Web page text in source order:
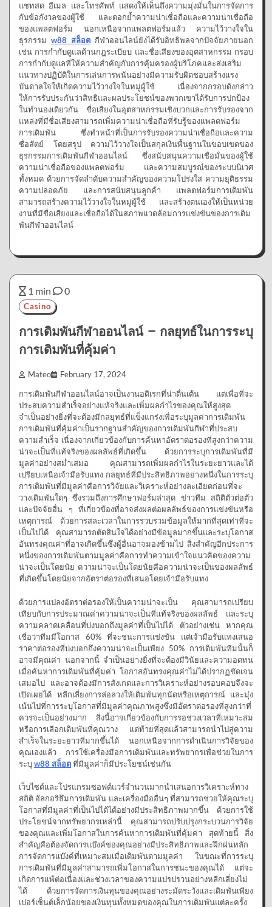
แชทสด อีเมล และโทรศัพท์ แสดงให้เห็นถึงความมุ่งมั่นในการจัดการ
กับข้อกังวลของผู้ใช้ และตอกย้ำความน่าเชื่อถือและความน่าเชื่อถือ
ของแพลตฟอร์ม นอกเหนือจากแพลตฟอร์มแล้ว ความไว้วางใจใน
ธุรกรรม w88 สล็อต กีฬาออนไลน์ยังได้รับอิทธิพลจากปัจจัยภายนอก
เช่น การกำกับดูแลด้านกฎระเบียบ และชื่อเสียงของอุตสาหกรรม กรอบ
การกำกับดูแลที่ให้ความสำคัญกับการคุ้มครองผู้บริโภคและส่งเสริม
แนวทางปฏิบัติในการเล่นการพนันอย่างมีความรับผิดชอบสร้างแรง
บันดาลใจให้เกิดความไว้วางใจในหมู่ผู้ใช้ เนื่องจากกรอบดังกล่าว
ให้การรับประกันว่าสิทธิและผลประโยชน์ของพวกเขาได้รับการปกป้อง
ในทำนองเดียวกัน ชื่อเสียงในอุตสาหกรรมเชิงบวกและการรับรองจาก
แหล่งที่มีชื่อเสียงสามารถเพิ่มความน่าเชื่อถือที่รับรู้ของแพลตฟอร์ม
การเดิมพัน ซึ่งทำหน้าที่เป็นการรับรองความน่าเชื่อถือและความ
ซื่อสัตย์ โดยสรุป ความไว้วางใจเป็นสกุลเงินพื้นฐานในขอบเขตของ
ธุรกรรมการเดิมพันกีฬาออนไลน์ ซึ่งสนับสนุนความเชื่อมั่นของผู้ใช้
ความน่าเชื่อถือของแพลตฟอร์ม และความสมบูรณ์ของระบบนิเวศ
ทั้งหมด ด้วยการจัดลำดับความสำคัญของความโปร่งใส ความยุติธรรม
ความปลอดภัย และการสนับสนุนลูกค้า แพลตฟอร์มการเดิมพัน
สามารถสร้างความไว้วางใจในหมู่ผู้ใช้ และสร้างตนเองให้เป็นหน่วย
งานที่มีชื่อเสียงและเชื่อถือได้ในสภาพแวดล้อมการแข่งขันของการเดิม
พันกีฬาออนไลน์
1 min 0
Casino
การเดิมพันกีฬาออนไลน์ – กลยุทธ์ในการระบุ
การเดิมพันที่คุ้มค่า
Mateo February 17, 2024
การเดิมพันกีฬาออนไลน์อาจเป็นงานอดิเรกที่น่าตื่นเต้น แต่เพื่อที่จะ
ประสบความสำเร็จอย่างแท้จริงและเพิ่มผลกำไรของคุณให้สูงสุด
จำเป็นอย่างยิ่งที่จะต้องมีกลยุทธ์ที่แข็งแกร่งเพื่อระบุมูลค่าการเดิมพัน
การเดิมพันที่คุ้มค่าเป็นรากฐานสำคัญของการเดิมพันกีฬาที่ประสบ
ความสำเร็จ เนื่องจากเกี่ยวข้องกับการค้นหาอัตราต่อรองที่สูงกว่าความ
น่าจะเป็นที่แท้จริงของผลลัพธ์ที่เกิดขึ้น ด้วยการระบุการเดิมพันที่มี
มูลค่าอย่างสม่ำเสมอ คุณสามารถเพิ่มผลกำไรในระยะยาวและได้
เปรียบเหนือเจ้ามือรับแทง กลยุทธ์ที่มีประสิทธิภาพอย่างหนึ่งในการระบุ
การเดิมพันที่มีมูลค่าคือการวิจัยและวิเคราะห์อย่างละเอียดก่อนที่จะ
วางเดิมพันใดๆ ซึ่งรวมถึงการศึกษาฟอร์มล่าสุด ข่าวทีม สถิติตัวต่อตัว
และปัจจัยอื่น ๆ ที่เกี่ยวข้องที่อาจส่งผลต่อผลลัพธ์ของการแข่งขันหรือ
เหตุการณ์ ด้วยการสละเวลาในการรวบรวมข้อมูลให้มากที่สุดเท่าที่จะ
เป็นไปได้ คุณสามารถตัดสินใจได้อย่างมีข้อมูลมากขึ้นและระบุโอกาส
อันทรงคุณค่าที่อาจเกิดขึ้นซึ่งผู้อื่นอาจมองข้ามไป สิ่งสำคัญอีกประการ
หนึ่งของการเดิมพันตามมูลค่าคือการทำความเข้าใจแนวคิดของความ
น่าจะเป็นโดยนัย ความน่าจะเป็นโดยนัยคือความน่าจะเป็นของผลลัพธ์
ที่เกิดขึ้นโดยนัยจากอัตราต่อรองที่เสนอโดยเจ้ามือรับแทง
ด้วยการแปลงอัตราต่อรองให้เป็นความน่าจะเป็น คุณสามารถเปรียบ
เทียบกับการประมาณค่าความน่าจะเป็นที่แท้จริงของผลลัพธ์ และระบุ
ความคลาดเคลื่อนที่บ่งบอกถึงมูลค่าที่เป็นไปได้ ตัวอย่างเช่น หากคุณ
เชื่อว่าทีมมีโอกาส 60% ที่จะชนะการแข่งขัน แต่เจ้ามือรับแทงเสนอ
ราคาต่อรองที่บ่งบอกถึงความน่าจะเป็นเพียง 50% การเดิมพันทีมนั้นก็
อาจมีคุณค่า นอกจากนี้ จำเป็นอย่างยิ่งที่จะต้องมีวินัยและความอดทน
เมื่อค้นหาการเดิมพันที่คุ้มค่า โอกาสอันทรงคุณค่าไม่ได้ปรากฏชัดเจน
เสมอไป และอาจต้องมีการสังเกตและการวิเคราะห์อย่างรอบคอบจึงจะ
เปิดเผยได้ หลีกเลี่ยงการล่อลวงให้เดิมพันทุกนัดหรือเหตุการณ์ และมุ่ง
เน้นไปที่การระบุโอกาสที่มีมูลค่าคุณภาพสูงซึ่งมีอัตราต่อรองที่สูงกว่าที่
ควรจะเป็นอย่างมาก สิ่งนี้อาจเกี่ยวข้องกับการรอช่วงเวลาที่เหมาะสม
หรือการเลือกเดิมพันที่คุณวาง แต่ท้ายที่สุดแล้วสามารถนำไปสู่ความ
สำเร็จในระยะยาวที่มากขึ้นได้ นอกเหนือจากการดำเนินการวิจัยของ
คุณเองแล้ว การใช้เครื่องมือการเดิมพันและทรัพยากรเพื่อช่วยในการ
ระบุw88 สล็อตที่มีมูลค่าก็มีประโยชน์เช่นกัน
เว็บไซต์และโปรแกรมซอฟต์แวร์จำนวนมากนำเสนอการวิเคราะห์ทาง
สถิติ อัลกอริธึมการเดิมพัน และเครื่องมืออื่นๆ ที่สามารถช่วยให้คุณระบุ
โอกาสที่มีมูลค่าที่เป็นไปได้ได้อย่างมีประสิทธิภาพมากขึ้น ด้วยการใช้
ประโยชน์จากทรัพยากรเหล่านี้ คุณสามารถปรับปรุงกระบวนการวิจัย
ของคุณและเพิ่มโอกาสในการค้นหาการเดิมพันที่คุ้มค่า สุดท้ายนี้ สิ่ง
สำคัญคือต้องจัดการแบ๊งค์ของคุณอย่างมีประสิทธิภาพและฝึกฝนหลัก
การจัดการแบ๊งค์ที่เหมาะสมเมื่อเดิมพันตามมูลค่า ในขณะที่การระบุ
การเดิมพันที่มีมูลค่าสามารถเพิ่มโอกาสในการชนะของคุณได้ แต่จะ
เกิดการแพ้ต่อเนื่องและช่วงเวลาของความแปรปรวนอย่างหลีกเลี่ยงไม่
ได้ ด้วยการจัดการเงินทุนของคุณอย่างระมัดระวังและเดิมพันเพียง
เปอร์เซ็นต์เล็กน้อยของเงินทุนทั้งหมดของคุณในการเดิมพันแต่ละครั้ง